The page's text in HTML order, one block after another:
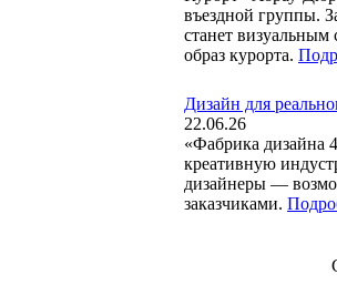
въездной группы.
станет
образ курорта.
Дизайн для
22.06.26
«Фабрика дизайна
креативную
дизайнеры —
заказчиками.